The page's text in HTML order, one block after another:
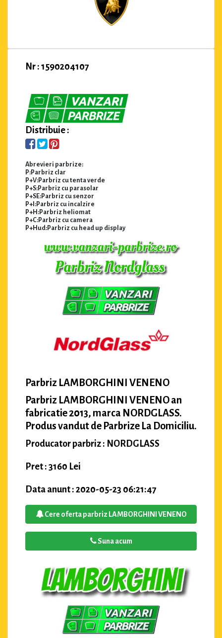
Nr : 1590204107
Distribuie :
Abrevieri parbrize:
P:Parbriz clar
P+V:Parbriz cu tenta verde
P+S:Parbriz cu parasolar
P+SE:Parbriz cu senzor
P+I:Parbriz cu incalzire
P+H:Parbriz heliomat
P+C:Parbriz cu camera
P+Hud:Parbriz cu head up display
Parbriz LAMBORGHINI VENENO
Parbriz LAMBORGHINI VENENO an
fabricatie 2013, marca NORDGLASS.
Produs vandut de Parbrize La Domiciliu.
Producator parbriz : NORDGLASS
Pret : 3160 Lei
Data anunt : 2020-05-23 06:21:47
Cere oferta parbriz LAMBORGHINI VENENO
Suna acum